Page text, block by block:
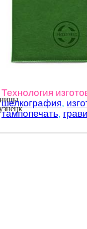
Технология
шелкография,
тампопечать,